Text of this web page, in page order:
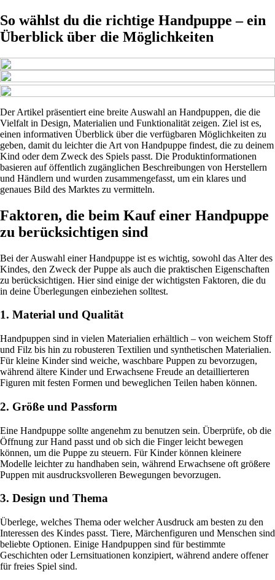
So wählst du die richtige Handpuppe – ein
Überblick über die Möglichkeiten
Der Artikel präsentiert eine breite Auswahl an Handpuppen, die die
Vielfalt in Design, Materialien und Funktionalität zeigen. Ziel ist es,
einen informativen Überblick über die verfügbaren Möglichkeiten zu
geben, damit du leichter die Art von Handpuppe findest, die zu deinem
Kind oder dem Zweck des Spiels passt. Die Produktinformationen
basieren auf öffentlich zugänglichen Beschreibungen von Herstellern
und Händlern und wurden zusammengefasst, um ein klares und
genaues Bild des Marktes zu vermitteln.
Faktoren, die beim Kauf einer Handpuppe
zu berücksichtigen sind
Bei der Auswahl einer Handpuppe ist es wichtig, sowohl das Alter des
Kindes, den Zweck der Puppe als auch die praktischen Eigenschaften
zu berücksichtigen. Hier sind einige der wichtigsten Faktoren, die du
in deine Überlegungen einbeziehen solltest.
1. Material und Qualität
Handpuppen sind in vielen Materialien erhältlich – von weichem Stoff
und Filz bis hin zu robusteren Textilien und synthetischen Materialien.
Für kleine Kinder sind weiche, waschbare Puppen zu bevorzugen,
während ältere Kinder und Erwachsene Freude an detaillierteren
Figuren mit festen Formen und beweglichen Teilen haben können.
2. Größe und Passform
Eine Handpuppe sollte angenehm zu benutzen sein. Überprüfe, ob die
Öffnung zur Hand passt und ob sich die Finger leicht bewegen
können, um die Puppe zu steuern. Für Kinder können kleinere
Modelle leichter zu handhaben sein, während Erwachsene oft größere
Puppen mit ausdrucksvolleren Bewegungen bevorzugen.
3. Design und Thema
Überlege, welches Thema oder welcher Ausdruck am besten zu den
Interessen des Kindes passt. Tiere, Märchenfiguren und Menschen sind
beliebte Optionen. Einige Handpuppen sind für bestimmte
Geschichten oder Lernsituationen konzipiert, während andere offener
für freies Spiel sind.